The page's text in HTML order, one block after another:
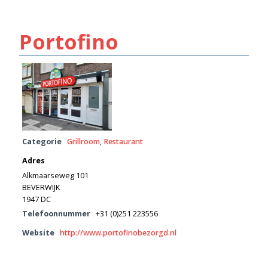
Portofino
Categorie Grillroom, Restaurant
Adres
Alkmaarseweg 101
BEVERWIJK
1947 DC
Telefoonnummer +31 (0)251 223556
Website http://www.portofinobezorgd.nl